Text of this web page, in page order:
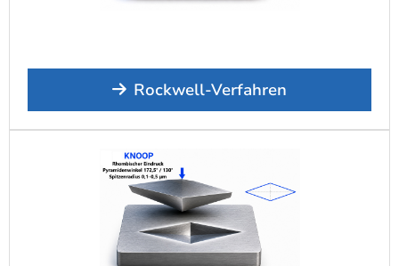
Rockwell-Verfahren